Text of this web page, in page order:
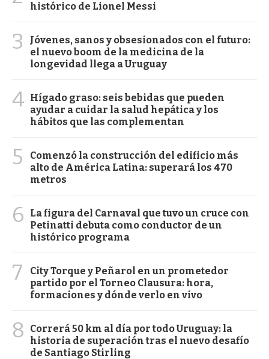
histórico de Lionel Messi
3
Jóvenes, sanos y obsesionados con el futuro:
el nuevo boom de la medicina de la
longevidad llega a Uruguay
4 Hígado graso: seis bebidas que pueden
ayudar a cuidar la salud hepática y los
hábitos que las complementan
5
Comenzó la construcción del edificio más
alto de América Latina: superará los 470
metros
6
La figura del Carnaval que tuvo un cruce con
Petinatti debuta como conductor de un
histórico programa
7
City Torque y Peñarol en un prometedor
partido por el Torneo Clausura: hora,
formaciones y dónde verlo en vivo
8
Correrá 50 km al día por todo Uruguay: la
historia de superación tras el nuevo desafío
de Santiago Stirling